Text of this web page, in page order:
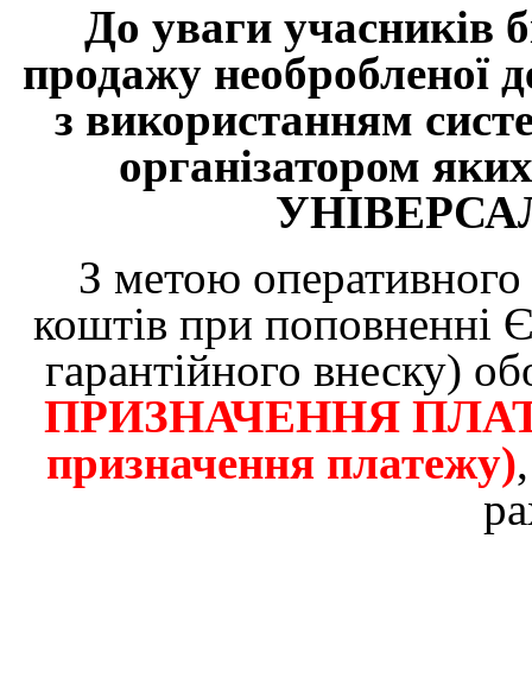
До уваги учасників
продажу необробленої
з використанням
організатором
З метою оперативного
коштів при
гарантійного внеску)
ПРИЗНАЧЕННЯ
призначення платежу)